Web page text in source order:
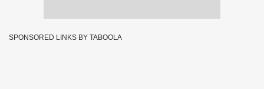
SPONSORED LINKS BY TABOOLA